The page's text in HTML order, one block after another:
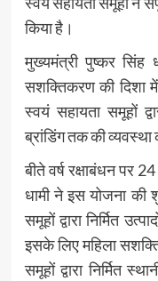
किया है।
मुख्यमंत्री पुष्कर सिंह
सशक्तिकरण की दिशा
स्वयं सहायता समूहों
ब्रांडिंग तक की व्यवस्था
बीते वर्ष रक्षाबंधन पर
धामी ने इस योजना की
समूहों द्वारा निर्मित
इसके लिए महिला
समूहों द्वारा निर्मित